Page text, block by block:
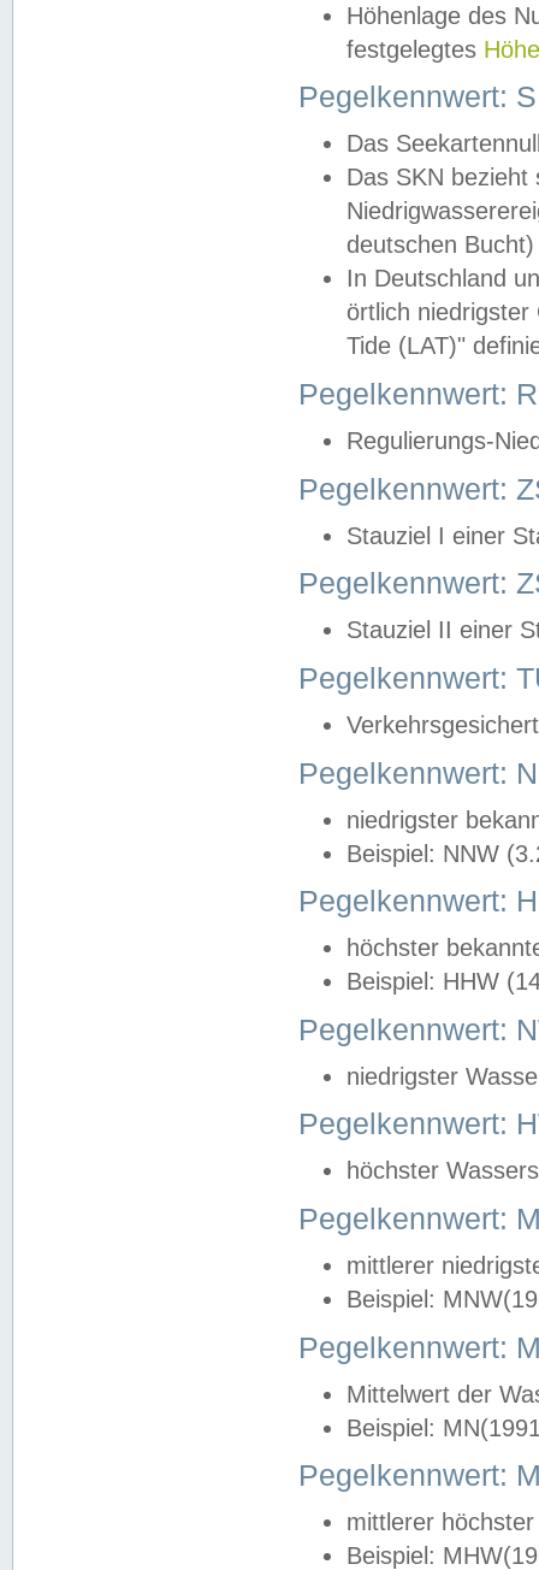
Höhenlage des
festgelegtes
Pegelkennwert:
Das
Das SKN
deutschen
In Deutschland
örtlich
Tide (LAT)"
Pegelkennwert:
Regulierungs-
Pegelkennwert:
Stauziel I einer
Pegelkennwert:
Stauziel II einer
Pegelkennwert:
Pegelkennwert:
niedrigster
Beispiel: NNW
Pegelkennwert:
höchster
Beispiel: HHW
Pegelkennwert:
niedrigster
Pegelkennwert:
höchster
Pegelkennwert:
mittlerer
Beispiel:
Pegelkennwert:
Mittelwert der
Beispiel:
Pegelkennwert:
mittlerer
Beispiel: